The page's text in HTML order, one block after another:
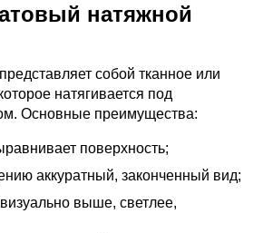
натяжной
собой тканное или
натягивается под
Основные преимущества:
поверхность;
аккуратный, законченный вид;
выше, светлее,